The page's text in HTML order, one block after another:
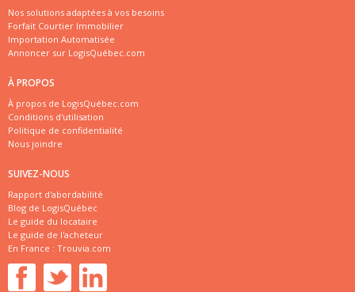
Nos solutions adaptées à vos besoins
Forfait Courtier Immobilier
Importation Automatisée
Annoncer sur LogisQuébec.com
À PROPOS
À propos de LogisQuébec.com
Conditions d'utilisation
Politique de confidentialité
Nous joindre
SUIVEZ-NOUS
Rapport d'abordabilité
Blog de LogisQuébec
Le guide du locataire
Le guide de l'acheteur
En France : Trouvia.com